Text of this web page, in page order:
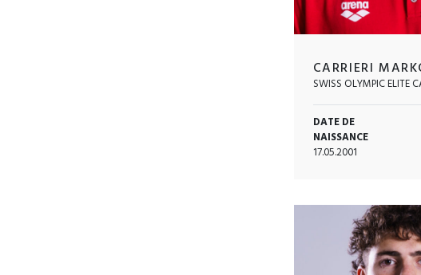
CARRIERI
SWISS OLYMPIC ELITE
DATE DE
NAISSANCE
17.05.2001